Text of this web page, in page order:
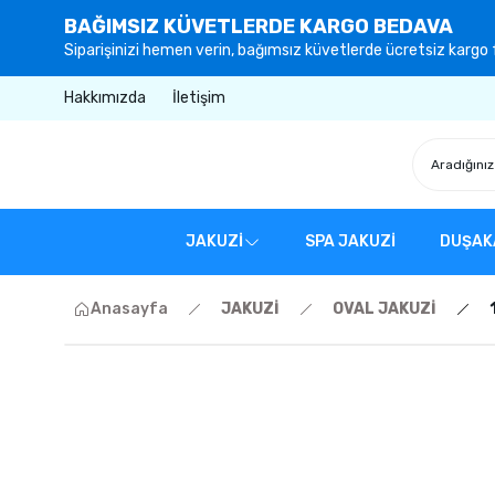
BAĞIMSIZ KÜVETLERDE KARGO BEDAVA
Siparişinizi hemen verin, bağımsız küvetlerde ücretsiz kargo
Hakkımızda İletişim
JAKUZİ SPA JAKUZİ
Anasayfa JAKUZİ OVAL JAKUZİ